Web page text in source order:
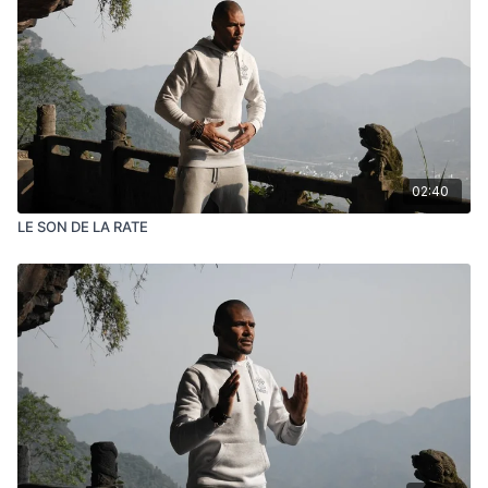
02:40
LE SON DE LA RATE